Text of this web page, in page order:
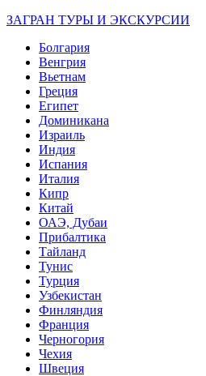
ЗАГРАН ТУРЫ И ЭКСКУРСИИ
Болгария
Венгрия
Вьетнам
Греция
Египет
Доминикана
Израиль
Индия
Испания
Италия
Кипр
Китай
ОАЭ, Дубаи
Прибалтика
Тайланд
Тунис
Турция
Узбекистан
Финляндия
Франция
Черногория
Чехия
Швеция